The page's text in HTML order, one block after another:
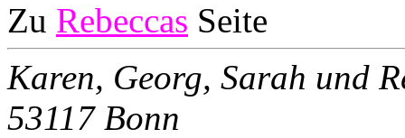
Zu Rebeccas Seite
Karen, Georg, Sarah und
53117 Bonn